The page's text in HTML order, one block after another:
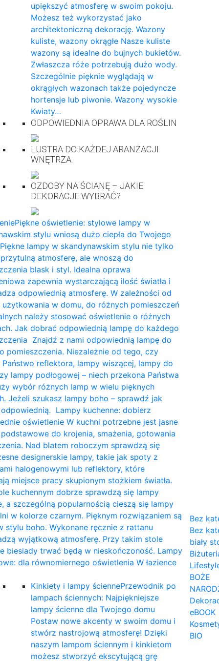
upiększyć atmosferę w swoim pokoju.
Możesz też wykorzystać jako
architektoniczną dekorację. Wazony
kuliste, wazony okrągłe Nasze kuliste
wazony są idealne do bujnych bukietów.
Zwłaszcza róże potrzebują dużo wody.
Szczególnie pięknie wyglądają w
okrągłych wazonach także pojedyncze
hortensje lub piwonie. Wazony wysokie
Kwiaty…
ODPOWIEDNIA OPRAWA DLA ROŚLIN
LUSTRA DO KAŻDEJ ARANŻACJI
WNĘTRZA
OZDOBY NA ŚCIANĘ – JAKIE
DEKORACJE WYBRAĆ?
Piękne oświetlenie: stylowe lampy w
stylu wniosą dużo ciepła do Twojego
lampy w skandynawskim stylu nie tylko
atmosferę, ale wnoszą do
blask i styl. Idealna oprawa
zapewnia wystarczającą ilość światła i
odpowiednią atmosferę. W zależności od
użytkowania w domu, do różnych pomieszczeń
należy stosować oświetlenie o różnych
Jak dobrać odpowiednią lampę do każdego
Znajdź z nami odpowiednią lampę do
pomieszczenia. Niezależnie od tego, czy
Państwo reflektora, lampy wiszącej, lampy do
lampy podłogowej – niech przekona Państwa
wybór różnych lamp w wielu pięknych
Jeżeli szukasz lampy boho – sprawdź jak
Lampy kuchenne: dobierz
oświetlenie W kuchni potrzebne jest jasne
podstawowe do krojenia, smażenia, gotowania
Nad blatem roboczym sprawdzą się
designerskie lampy, takie jak spoty z
halogenowymi lub reflektory, które
miejsce pracy skupionym stożkiem światła.
kuchennym dobrze sprawdzą się lampy
a szczególną popularnością cieszą się lampy
w kolorze czarnym. Pięknym rozwiązaniem są
stylu boho. Wykonane ręcznie z rattanu
wyjątkową atmosferę. Przy takim stole
biesiady trwać będą w nieskończoność. Lampy
dla równomiernego oświetlenia W łazience
Kinkiety i lampy ściennePrzewodnik po
lampach ściennych: Najpiękniejsze
lampy ścienne dla Twojego domu
Postaw nowe akcenty w swoim domu i
stwórz nastrojową atmosferę! Dzięki
naszym lampom ściennym i kinkietom
możesz stworzyć ekscytującą grę
Bez
Bez
biały
BOŻE
eBOOK
BIO